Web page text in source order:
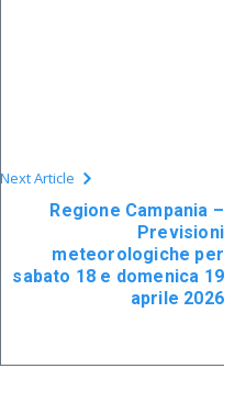
Next Article
Regione Campania –
Previsioni
meteorologiche per
sabato 18 e domenica 19
aprile 2026